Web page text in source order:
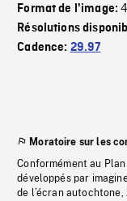
Format de l'image:
Résolutions
Cadence: 29.97
Moratoire sur les
Conformément au
développés par
de l’écran